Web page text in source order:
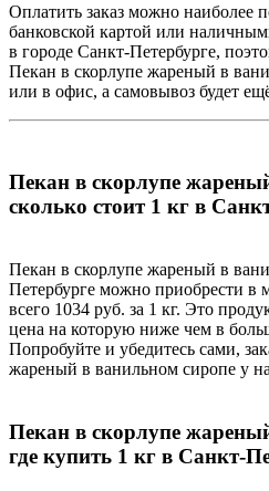
Оплатить заказ можно наиболее
банковской картой или
в городе Санкт-Петербурге,
Пекан в скорлупе жареный в
или в офис, а самовывоз будет
Пекан в скорлупе
сколько стоит 1 кг в
Пекан в скорлупе жареный в
Петербурге можно приобрести в
всего 1034 руб. за 1 кг. Это
цена на которую ниже чем в
Попробуйте и убедитесь сами,
жареный в ванильном сиропе у
Пекан в скорлупе
где купить 1 кг в Санкт-